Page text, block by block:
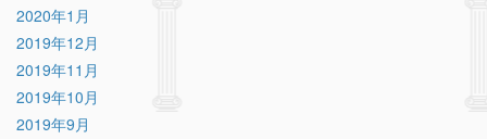
2020年1月
2019年12月
2019年11月
2019年10月
2019年9月